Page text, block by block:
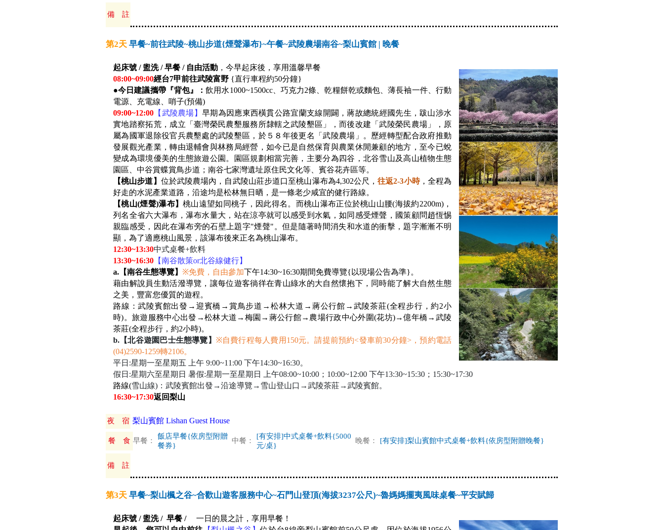
備 註
第2天 早餐~前往武陵~桃山步道{煙聲瀑布}~午餐~武陵農場南谷~梨山賓館 | 晚餐
起床號 / 盥洗 / 早餐 / 自由活動 ，今早起床後，享用溫馨早餐
08:00~09:00經台7甲前往武陵富野 {直行車程約50分鐘}
●今日建議攜帶『背包』：飲用水1000~1500cc、巧克力2條、乾糧餅乾或麵包、薄長袖一件、行動
電源、充電線、哨子(預備)
09:00~12:00 【武陵農場】早期為因應東西橫貫公路宜蘭支線開闢，蔣故總統經國先生，跋山涉水
實地踏察拓荒，成立「臺灣榮民農墾服務所隸轄之武陵墾區」，而後改建「武陵榮民農場」，原
屬為國軍退除役官兵農墾處的武陵墾區，於５８年後更名「武陵農場」。歷經轉型配合政府推動
發展觀光產業，轉由退輔會與林務局經營，如今已是自然保育與農業休閒兼顧的地方，至今已蛻
變成為環境優美的生態旅遊公園。園區規劃相當完善，主要分為四谷，北谷雪山及高山植物生態
園區、中谷賞蝶賞鳥步道；南谷七家灣遺址原住民文化等、賓谷花卉區等。
【桃山步道】 位於武陵農場內，自武陵山莊步道口至桃山瀑布為4,302公尺，往返2-3小時，全程為
好走的水泥產業道路，沿途均是松林無日晒，是一條老少咸宜的健行路線。
【桃山(煙聲)瀑布】桃山遠望如同桃子，因此得名。而桃山瀑布正位於桃山山腰(海拔約2200m)，
列名全省六大瀑布，瀑布水量大，站在涼亭就可以感受到水氣，如同感受煙聲，國策顧問趙恆惕
親臨感受，因此在瀑布旁的石壁上題字"煙聲"。但是隨著時間消失和水道的衝擊，題字漸漸不明
顯，為了適應桃山風景，該瀑布後來正名為桃山瀑布。
12:30~13:30中式桌餐+飲料
13:30~16:30 【南谷散策or北谷線健行】
a. 【南谷生態導覽】 ※免費，自由參加下午14:30~16:30期間免費導覽{以現場公告為準}。
藉由解說員生動活潑導覽，讓每位遊客徜徉在青山綠水的大自然懷抱下，同時能了解大自然生態
之美，豐富您優質的遊程。
路線：武陵賓館出發→迎賓橋→賞鳥步道→松林大道→蔣公行館→武陵茶莊(全程步行，約2小
時)。旅遊服務中心出發→松林大道→梅園→蔣公行館→農場行政中心外圍(花坊)→億年橋→武陵
茶莊(全程步行，約2小時)。
b. 【北谷遊園巴士生態導覽】 ※自費行程每人費用150元。請提前預約<發車前30分鐘>，預約電話
(04)2590-1259轉2106。
平日:星期一至星期五 上午 9:00~11:00 下午14:30~16:30。
假日:星期六至星期日 暑假:星期一至星期日 上午08:00~10:00；10:00~12:00 下午13:30~15:30；15:30~17:30
路線(雪山線)：武陵賓館出發→沿途導覽→雪山登山口→武陵茶莊→武陵賓館。
16:30~17:30返回梨山
夜 宿 梨山賓館 Lishan Guest House
餐 食 早餐：
飯店早餐{依房型附贈
餐券}
中餐：
[有安排]中式桌餐+飲料{5000
元/桌}
晚餐： [有安排]梨山賓館中式桌餐+飲料{依房型附贈晚餐}
備 註
第3天 早餐~梨山楓之谷~合歡山遊客服務中心~石門山登頂(海拔3237公尺)~魯媽媽擺夷風味桌餐~平安賦歸
起床號 / 盥洗 / 早餐 / 一日的晨之計，享用早餐！